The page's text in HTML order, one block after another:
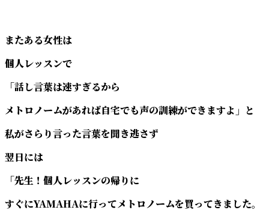
またある女性は
個人レッスンで
「話し言葉は速すぎるから
メトロノームがあれば自宅でも声の訓練ができますよ」と
私がさらり言った言葉を聞き逃さず
翌日には
「先生！個人レッスンの帰りに
すぐにYAMAHAに行ってメトロノームを買ってきました。